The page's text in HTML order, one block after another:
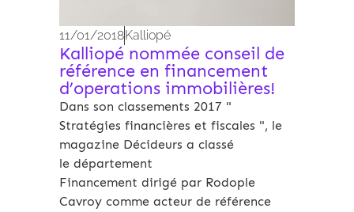
11/01/2018Kalliopé
Kalliopé nommée conseil de
référence en financement
d’operations immobilières!
Dans son classements 2017 "
Stratégies financières et fiscales ", le
magazine Décideurs a classé
le département
Financement dirigé par Rodople
Cavroy comme acteur de référence